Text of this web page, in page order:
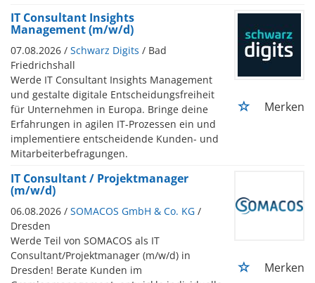
IT Consultant Insights
Management (m/w/d)
07.08.2026 / Schwarz Digits / Bad
Friedrichshall
Werde IT Consultant Insights Management
und gestalte digitale Entscheidungsfreiheit
für Unternehmen in Europa. Bringe deine
Erfahrungen in agilen IT-Prozessen ein und
implementiere entscheidende Kunden- und
Mitarbeiterbefragungen.
Merken
IT Consultant / Projektmanager
(m/w/d)
06.08.2026 / SOMACOS GmbH & Co. KG /
Dresden
Werde Teil von SOMACOS als IT
Consultant/Projektmanager (m/w/d) in
Dresden! Berate Kunden im
Merken